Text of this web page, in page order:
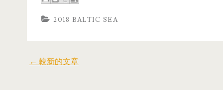
2018 BALTIC SEA
← 較新的文章